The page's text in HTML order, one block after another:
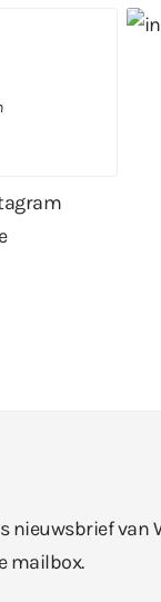
nieuwsbrief van
mailbox.